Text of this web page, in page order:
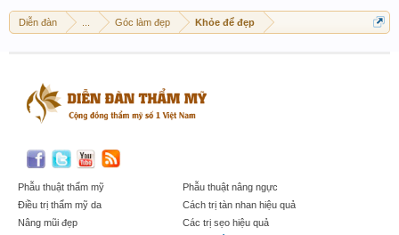
Diễn đàn Góc làm đẹp Khỏe để đẹp
Phẫu thuật thẩm mỹ
Điều trị thẩm mỹ da
Nâng mũi đẹp
Phẫu thuật nâng ngực
Cách trị tàn nhan hiệu quả
Các trị sẹo hiệu quả